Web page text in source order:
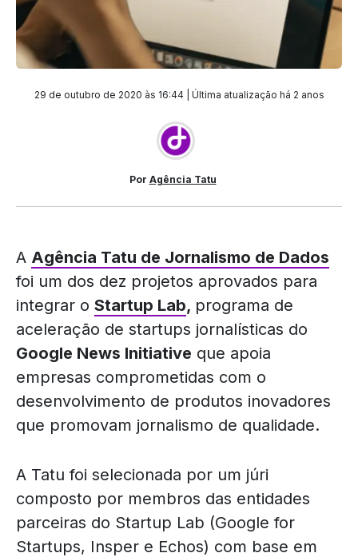
29 de outubro de 2020 às 16:44 | Última atualização há 2 anos
Por Agência Tatu
A Agência Tatu de Jornalismo de Dados
foi um dos dez projetos aprovados para
integrar o Startup Lab, programa de
aceleração de startups jornalísticas do
Google News Initiative que apoia
empresas comprometidas com o
desenvolvimento de produtos inovadores
que promovam jornalismo de qualidade.
A Tatu foi selecionada por um júri
composto por membros das entidades
parceiras do Startup Lab (Google for
Startups, Insper e Echos) com base em